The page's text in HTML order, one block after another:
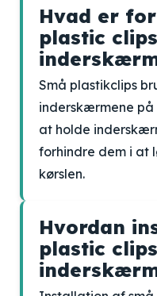
Hvad er
plastic
Små plastikclips
inderskærmene
at holde
forhindre dem i at
kørslen.
Hvordan
plastic